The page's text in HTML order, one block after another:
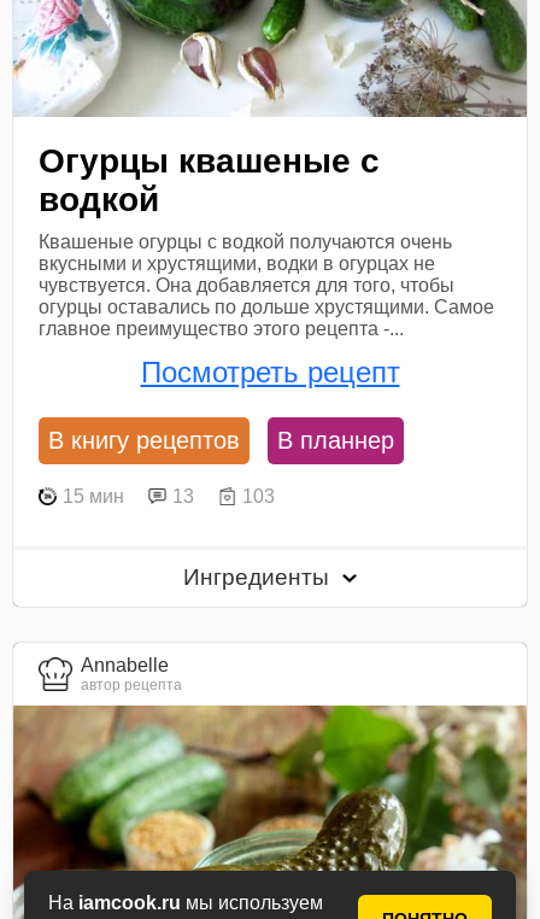
На iamcook.ru мы используем
Огурцы квашеные с
водкой
Квашеные огурцы с водкой получаются очень
вкусными и хрустящими, водки в огурцах не
чувствуется. Она добавляется для того, чтобы
огурцы оставались по дольше хрустящими. Самое
главное преимущество этого рецепта -...
Посмотреть рецепт
В книгу рецептов В планнер
15 мин 13 103
Ингредиенты
Annabelle
автор рецепта